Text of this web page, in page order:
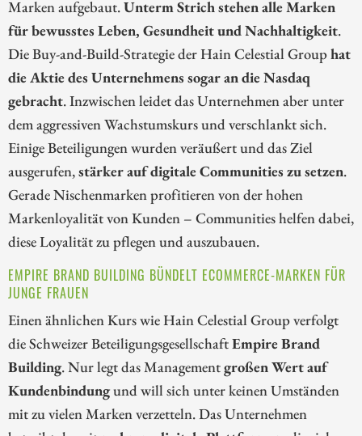
Marken aufgebaut.Unterm Strich stehen alle Marken
für bewusstes Leben, Gesundheit und Nachhaltigkeit.
Die Buy-and-Build-Strategie der Hain Celestial Grouphat
die Aktie des Unternehmens sogar an die Nasdaq
gebracht. Inzwischen leidet das Unternehmen aber unter
dem aggressiven Wachstumskurs und verschlankt sich.
Einige Beteiligungen wurden veräußert und das Ziel
ausgerufen,stärker auf digitale Communities zu setzen.
Gerade Nischenmarken profitieren von der hohen
Markenloyalität von Kunden – Communities helfen dabei,
diese Loyalität zu pflegen und auszubauen.
EMPIRE BRAND BUILDING BÜNDELT ECOMMERCE-MARKEN FÜR
JUNGE FRAUEN
Einen ähnlichen Kurs wie Hain Celestial Group verfolgt
die Schweizer BeteiligungsgesellschaftEmpire Brand
Building. Nur legt das Managementgroßen Wert auf
Kundenbindungund will sich unter keinen Umständen
mit zu vielen Marken verzetteln. Das Unternehmen